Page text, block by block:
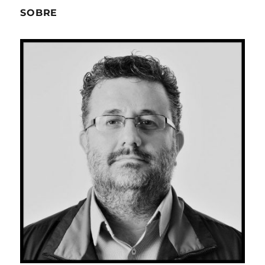
SOBRE